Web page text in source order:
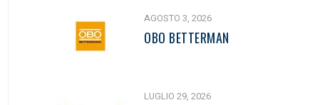
AGOSTO 3, 2026
OBO BETTERMAN
LUGLIO 29, 2026